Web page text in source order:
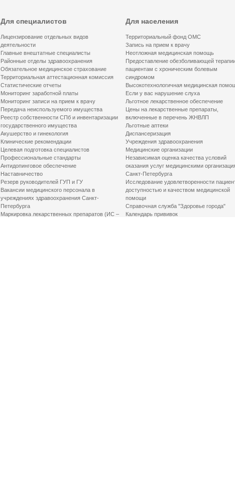
Для специалистов
Лицензирование отдельных видов
деятельности
Главные внештатные специалисты
Районные отделы здравоохранения
Обязательное медицинское страхование
Территориальная аттестационная комиссия
Статистические отчеты
Мониторинг заработной платы
Мониторинг записи на прием к врачу
Передача неиспользуемого имущества
Реестр собственности СПб и инвентаризации
государственного имущества
Акушерство и гинекология
Клинические рекомендации
Целевая подготовка специалистов
Профессиональные стандарты
Антидопинговое обеспечение
Наставничество
Резерв руководителей ГУП и ГУ
Вакансии медицинского персонала в
учреждениях здравоохранения Санкт-
Петербурга
Маркировка лекарственных препаратов (ИС –
Для населения
Территориальный фонд ОМС
Запись на прием к врачу
Неотложная медицинская помощь
Предоставление обезболивающей
пациентам с хроническим болевым
синдромом
Высокотехнологичная медицинская
Если у вас нарушение слуха
Льготное лекарственное обеспечение
Цены на лекарственные препараты,
включенные в перечень ЖНВЛП
Льготные аптеки
Диспансеризация
Учреждения здравоохранения
Медицинские организации
Независимая оценка качества условий
оказания услуг медицинскими
Санкт-Петербурга
Исследование удовлетворенности
доступностью и качеством медицинской
помощи
Справочная служба "Здоровье города"
Календарь прививок